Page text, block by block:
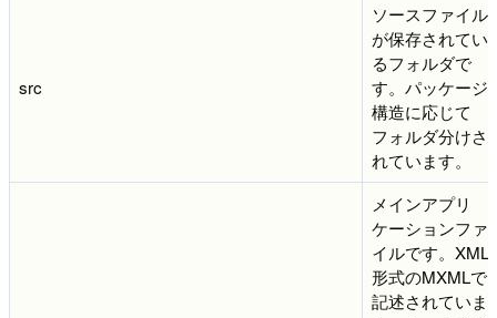
src
ソースファイル
が保存されてい
るフォルダで
す。パッケージ
構造に応じて
フォルダ分けさ
れています。
メインアプリ
ケーションファ
イルです。XML
形式のMXMLで
記述されていま